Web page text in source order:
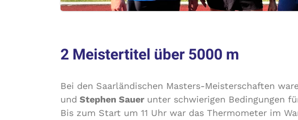
2 Meistertitel über 5000 m
Bei den Saarländischen Masters-Meisterschaften
und Stephen Sauer unter schwierigen Bedingungen
Bis zum Start um 11 Uhr war das Thermometer im